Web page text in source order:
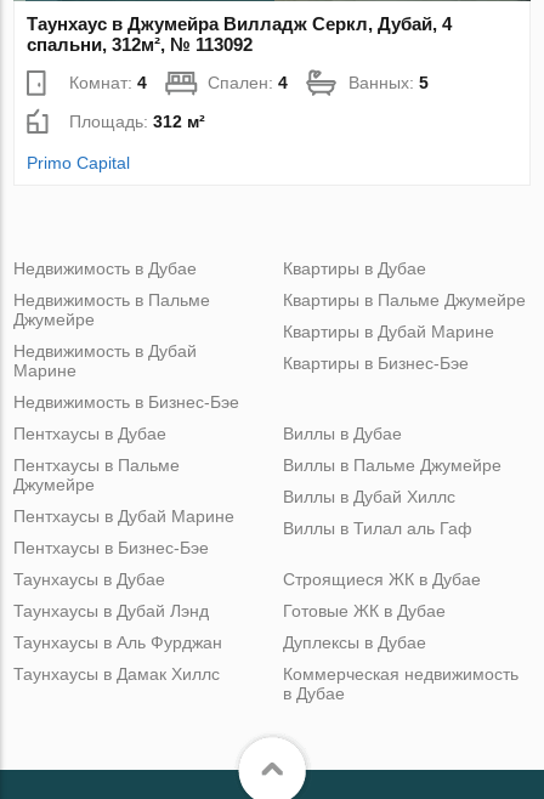
Таунхаус в Джумейра Вилладж Серкл, Дубай, 4
спальни, 312м², № 113092
Комнат:4 Спален:4 Ванных:5
Площадь:312 м²
Primo Capital
Недвижимость в Дубае
Недвижимость в Пальме
Джумейре
Недвижимость в Дубай
Марине
Недвижимость в Бизнес-Бэе
Квартиры в Дубае
Квартиры в Пальме Джумейре
Квартиры в Дубай Марине
Квартиры в Бизнес-Бэе
Пентхаусы в Дубае
Пентхаусы в Пальме
Джумейре
Пентхаусы в Дубай Марине
Пентхаусы в Бизнес-Бэе
Виллы в Дубае
Виллы в Пальме Джумейре
Виллы в Дубай Хиллс
Виллы в Тилал аль Гаф
Таунхаусы в Дубае
Таунхаусы в Дубай Лэнд
Таунхаусы в Аль Фурджан
Таунхаусы в Дамак Хиллс
Строящиеся ЖК в Дубае
Готовые ЖК в Дубае
Дуплексы в Дубае
Коммерческая недвижимость
в Дубае